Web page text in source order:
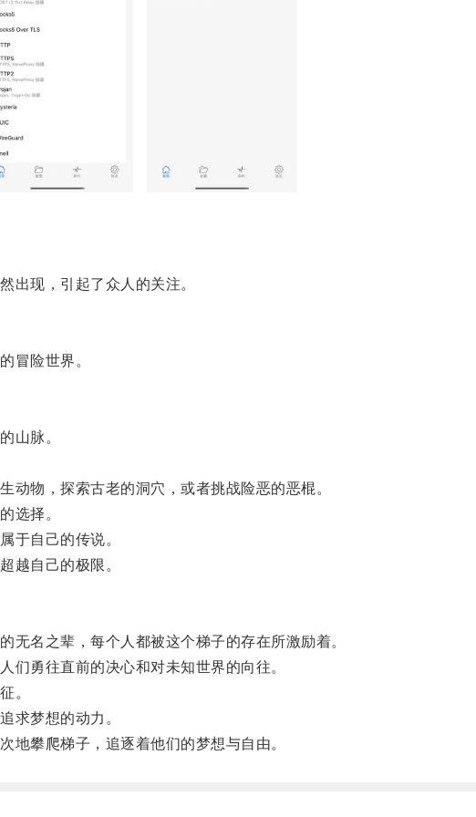
现，引起了众人的关注。
险世界。
山脉。
物，探索古老的洞穴，或者挑战险恶的恶棍。
选择。
自己的传说。
自己的极限。
名之辈，每个人都被这个梯子的存在所激励着。
勇往直前的决心和对未知世界的向往。
。
梦想的动力。
攀爬梯子，追逐着他们的梦想与自由。